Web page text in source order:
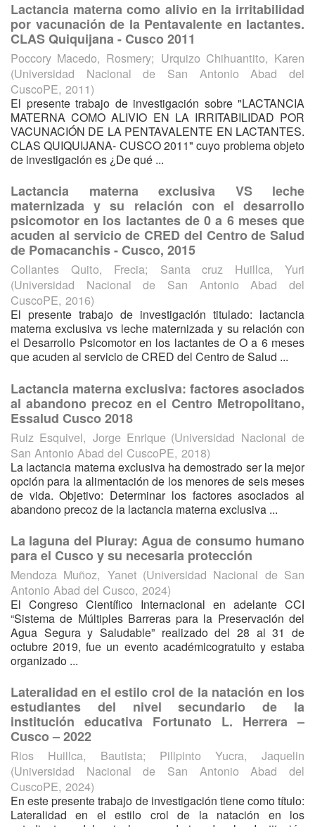
Lactancia materna como alivio en la irritabilidad
por vacunación de la Pentavalente en lactantes.
CLAS Quiquijana - Cusco 2011
Poccory Macedo, Rosmery; Urquizo Chihuantito, Karen
(Universidad Nacional de San Antonio Abad del
CuscoPE, 2011)
El presente trabajo de investigación sobre "LACTANCIA
MATERNA COMO ALIVIO EN LA IRRITABILIDAD POR
VACUNACIÓN DE LA PENTAVALENTE EN LACTANTES.
CLAS QUIQUIJANA- CUSCO 2011" cuyo problema objeto
de investigación es ¿De qué ...
Lactancia materna exclusiva VS leche
maternizada y su relación con el desarrollo
psicomotor en los lactantes de 0 a 6 meses que
acuden al servicio de CRED del Centro de Salud
de Pomacanchis - Cusco, 2015
Collantes Quito, Frecia; Santa cruz Huillca, Yuri
(Universidad Nacional de San Antonio Abad del
CuscoPE, 2016)
El presente trabajo de investigación titulado: lactancia
materna exclusiva vs leche maternizada y su relación con
el Desarrollo Psicomotor en los lactantes de O a 6 meses
que acuden al servicio de CRED del Centro de Salud ...
Lactancia materna exclusiva: factores asociados
al abandono precoz en el Centro Metropolitano,
Essalud Cusco 2018
Ruiz Esquivel, Jorge Enrique (Universidad Nacional de
San Antonio Abad del CuscoPE, 2018)
La lactancia materna exclusiva ha demostrado ser la mejor
opción para la alimentación de los menores de seis meses
de vida. Objetivo: Determinar los factores asociados al
abandono precoz de la lactancia materna exclusiva ...
La laguna del Piuray: Agua de consumo humano
para el Cusco y su necesaria protección
Mendoza Muñoz, Yanet (Universidad Nacional de San
Antonio Abad del Cusco, 2024)
El Congreso Científico Internacional en adelante CCI
“Sistema de Múltiples Barreras para la Preservación del
Agua Segura y Saludable” realizado del 28 al 31 de
octubre 2019, fue un evento académicogratuito y estaba
organizado ...
Lateralidad en el estilo crol de la natación en los
estudiantes del nivel secundario de la
institución educativa Fortunato L. Herrera –
Cusco – 2022
Rios Huillca, Bautista; Pillpinto Yucra, Jaquelin
(Universidad Nacional de San Antonio Abad del
CuscoPE, 2024)
En este presente trabajo de investigación tiene como título:
Lateralidad en el estilo crol de la natación en los